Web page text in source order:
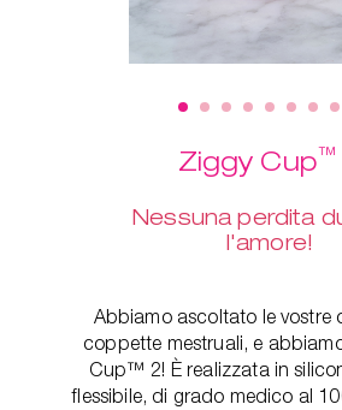
Ziggy Cup™
Nessuna perdita
l'amore!
Abbiamo ascoltato le vostre
coppette mestruali, e
Cup™ 2! È realizzata in
flessibile, di grado medico al